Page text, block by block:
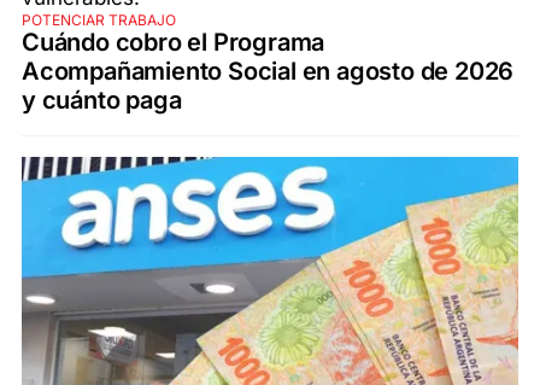
POTENCIAR TRABAJO
Cuándo cobro el Programa
Acompañamiento Social en agosto de 2026
y cuánto paga